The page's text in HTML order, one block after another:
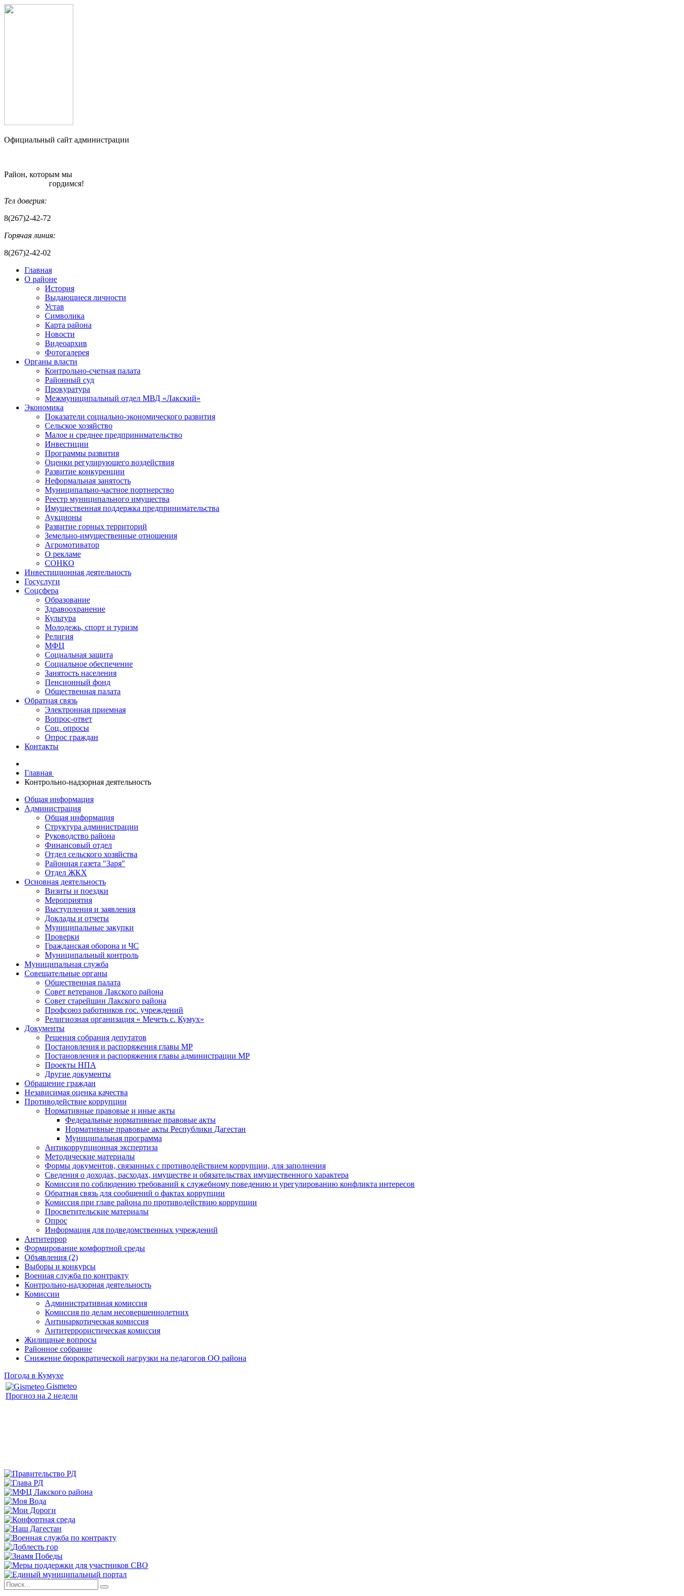
Официальный сайт администрации
Район, которым мы
гордимся!
Тел доверия:
8(267)2-42-72
Горячая линия:
8(267)2-42-02
Главная
О районе
История
Выдающиеся личности
Устав
Символика
Карта района
Новости
Видеоархив
Фотогалерея
Органы власти
Контрольно-счетная палата
Районный суд
Прокуратура
Межмуниципальный отдел МВД «Лакский»
Экономика
Показатели социально-экономического развития
Сельское хозяйство
Малое и среднее предпринимательство
Инвестиции
Программы развития
Оценки регулирующего воздействия
Развитие конкуренции
Неформальная занятость
Муниципально-частное портнерство
Реестр муниципального имущества
Имущественная поддержка предпринимательства
Аукционы
Развитие горных территорий
Земельно-имущественные отношения
Агромотиватор
О рекламе
СОНКО
Инвестиционная деятельность
Госуслуги
Соцсфера
Образование
Здравоохранение
Культура
Молодежь, спорт и туризм
Религия
МФЦ
Социальная защита
Социальное обеспечение
Занятость населения
Пенсионный фонд
Общественная палата
Обратная связь
Электронная приемная
Вопрос-ответ
Соц. опросы
Опрос граждан
Контакты
Главная
Контрольно-надзорная деятельность
Общая информация
Администрация
Общая информация
Структура администрации
Руководство района
Финансовый отдел
Отдел сельского хозяйства
Районная газета "Заря"
Отдел ЖКХ
Основная деятельность
Визиты и поездки
Мероприятия
Выступления и заявления
Доклады и отчеты
Муниципальные закупки
Проверки
Гражданская оборона и ЧС
Муниципальный контроль
Муниципальная служба
Совещательные органы
Общественная палата
Совет ветеранов Лакского района
Совет старейшин Лакского района
Профсоюз работников гос. учреждений
Религиозная организация « Мечеть с. Кумух»
Документы
Решения собрания депутатов
Постановления и распоряжения главы МР
Постановления и распоряжения главы администрации МР
Проекты НПА
Другие документы
Обращение граждан
Независимая оценка качества
Противодействие коррупции
Нормативные правовые и иные акты
Федеральные нормативные правовые акты
Нормативные правовые акты Республики Дагестан
Муниципальная программа
Антикоррупционная экспертиза
Методические материалы
Формы документов, связанных с противодействием коррупции, для заполнения
Сведения о доходах, расходах, имуществе и обязательствах имущественного характера
Комиссия по соблюдению требований к служебному поведению и урегулированию конфликта интересов
Обратная связь для сообщений о фактах коррупции
Комиссия при главе района по противодействию коррупции
Просветительские материалы
Опрос
Информация для подведомственных учреждений
Антитеррор
Формирование комфортной среды
Объявления (2)
Выборы и конкурсы
Военная служба по контракту
Контрольно-надзорная деятельность
Комиссии
Административная комиссия
Комиссия по делам несовершеннолетних
Антинаркотическая комиссия
Антитеррористическая комиссия
Жилищные вопросы
Районное собрание
Снижение бюрократической нагрузки на педагогов ОО района
Погода в Кумухе
Gismeteo
Прогноз на 2 недели